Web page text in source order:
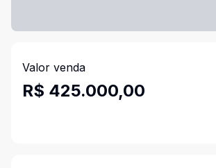
Valor venda
R$ 425.000,00